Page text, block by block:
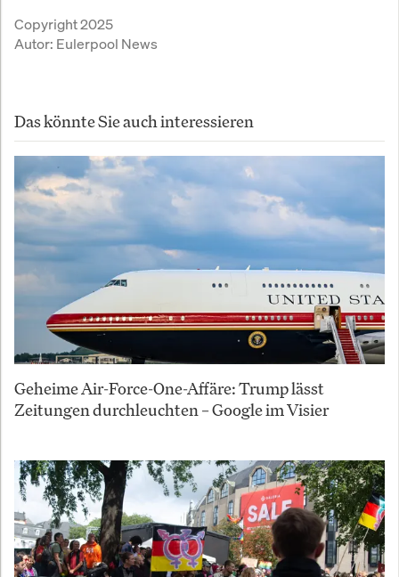
Copyright 2025
Autor: Eulerpool News
Das könnte Sie auch interessieren
Geheime Air-Force-One-Affäre: Trump lässt
Zeitungen durchleuchten – Google im Visier